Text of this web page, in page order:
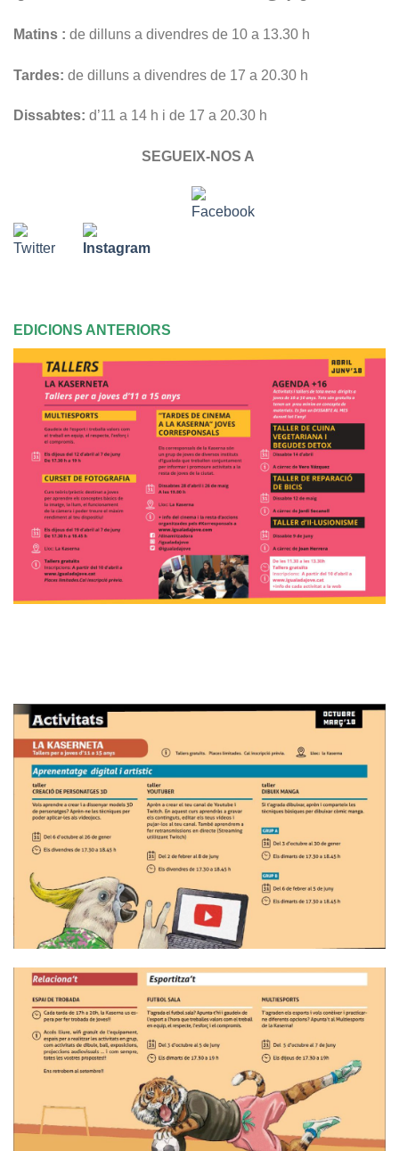
Matins : de dilluns a divendres de 10 a 13.30 h
Tardes: de dilluns a divendres de 17 a 20.30 h
Dissabtes: d’11 a 14 h i de 17 a 20.30 h
SEGUEIX-NOS A
EDICIONS ANTERIORS